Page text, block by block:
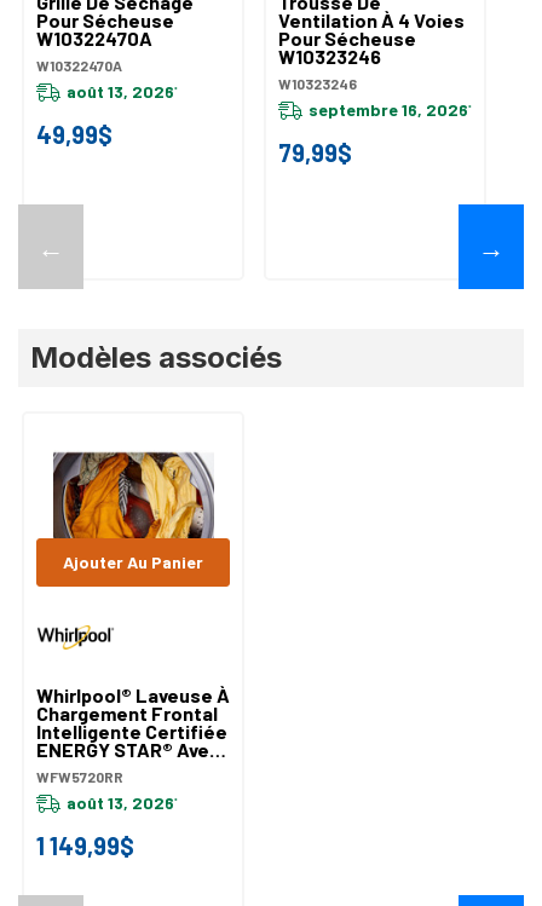
←
Pour Sécheuse
W10322470A
W10322470A
août 13, 2026*
49,99$
Ventilation À 4 Voies
Pour Sécheuse
W10323246
W10323246
septembre 16, 2026*
79,99$
→
Modèles associés
Whirlpool® Laveuse À
Chargement Frontal
Intelligente Certifiée
ENERGY STAR® Avec
Système De
Ventilation
FreshFlow™ De 5.2 Pi
WFW5720RR
août 13, 2026*
1 149,99$
Ajouter Au Panier